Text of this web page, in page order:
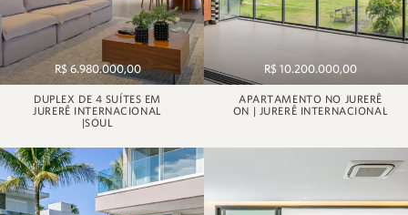
R$ 6.980.000,00
DUPLEX DE 4 SUÍTES EM
JURERÊ INTERNACIONAL
|SOUL
R$ 10.200.000,00
APARTAMENTO NO JURERÊ
ON | JURERÊ INTERNACIONAL